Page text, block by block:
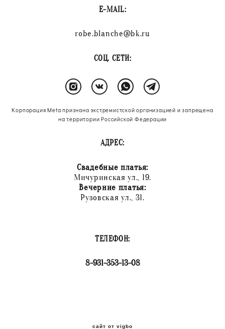
E-MAIL:
robe.blanche@bk.ru
СОЦ. СЕТИ:
Корпорация Meta признана экстремистской организацией и запрещена
на территории Российской Федерации
АДРЕС:
Свадебные платья:
Мичуринская ул., 19.
Вечерние платья:
Рузовская ул., 31.
ТЕЛЕФОН:
8-931-353-13-08
сайт от vigbo